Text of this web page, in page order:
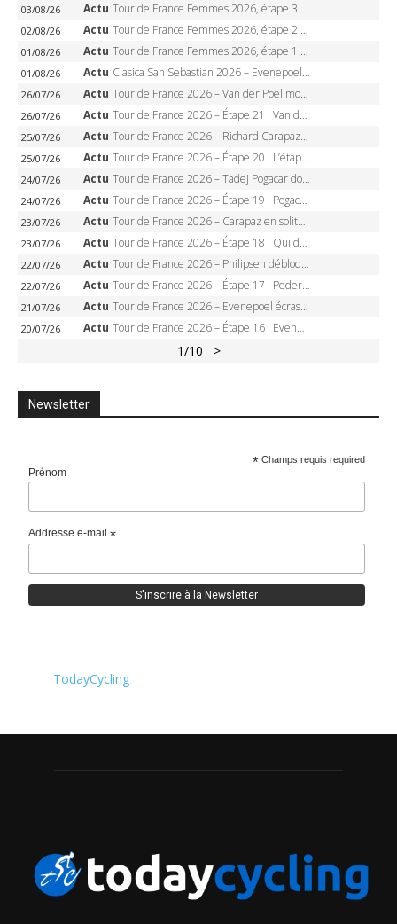
03/08/26 Actu Tour de France Femmes 2026, étape 3 – Sigrid Haugset en solitaire, 88 km d’échappée, maillot jaune
02/08/26 Actu Tour de France Femmes 2026, étape 2 – Lorena Wiebes doublé à Genève, Markus héroïque, 7e record
01/08/26 Actu Tour de France Femmes 2026, étape 1 – Lorena Wiebes intouchable à Lausanne, premier maillot jaune
01/08/26 Actu Clasica San Sebastian 2026 – Evenepoel recordman, 4e victoire, Carapaz battu au sprint
26/07/26 Actu Tour de France 2026 – Van der Poel monumental à Paris, Pogacar égale le record des cinq sacres
26/07/26 Actu Tour de France 2026 – Étape 21 : Van der Poel, Pogacar, qui succédera à Wout van Aert sur les Champs-Elysées ?
25/07/26 Actu Tour de France 2026 – Richard Carapaz roi des Alpes, doublé et maillot à pois, Seixas perd le podium
25/07/26 Actu Tour de France 2026 – Étape 20 : L’étape reine, Galibier, Sarenne, Alpe d’Huez, qui succédera à Pogacar ?
24/07/26 Actu Tour de France 2026 – Tadej Pogacar dompte l’Alpe d’Huez, 5e victoire, record de Pantani pulvérisé
24/07/26 Actu Tour de France 2026 – Étape 19 : Pogacar peut-il enfin dompter l’Alpe d’Huez ?
23/07/26 Actu Tour de France 2026 – Carapaz en solitaire à Orcières-Merlette, Paret-Peintre à un point du maillot à pois
23/07/26 Actu Tour de France 2026 – Étape 18 : Qui domptera Orcières-Merlette, première marche vers l’Alpe d’Huez ?
22/07/26 Actu Tour de France 2026 – Philipsen débloque son compteur à Voiron, Pedersen en danger pour le maillot vert
22/07/26 Actu Tour de France 2026 – Étape 17 : Pedersen peut-il verrouiller le maillot vert à Voiron ?
21/07/26 Actu Tour de France 2026 – Evenepoel écrase le chrono d’Évian, Seixas 4e, Lipowitz abandonne
20/07/26 Actu Tour de France 2026 – Étape 16 : Evenepoel, Pogacar, Ganna… qui domptera le chrono d’Évian pour redessiner le podium ?
1/10 >
Newsletter
* Champs requis required
Prénom
Addresse e-mail*
TodayCycling